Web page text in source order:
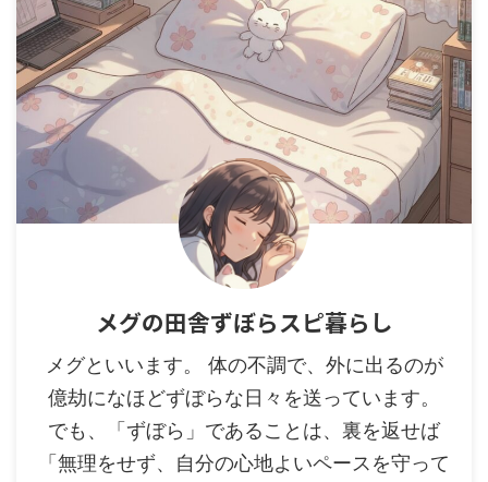
メグの田舎ずぼらスピ暮らし
メグといいます。 体の不調で、外に出るのが
億劫になほどずぼらな日々を送っています。
でも、「ずぼら」であることは、裏を返せば
「無理をせず、自分の心地よいペースを守って